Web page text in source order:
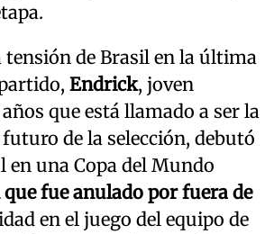
tensión de Brasil en la última
Endrick, joven
que está llamado a ser la
de la selección, debutó
una Copa del Mundo
fue anulado por fuera de
en el juego del equipo de